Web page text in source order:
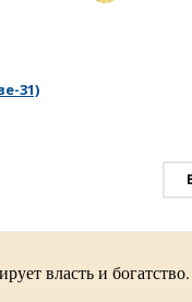
31)
власть и богатство.